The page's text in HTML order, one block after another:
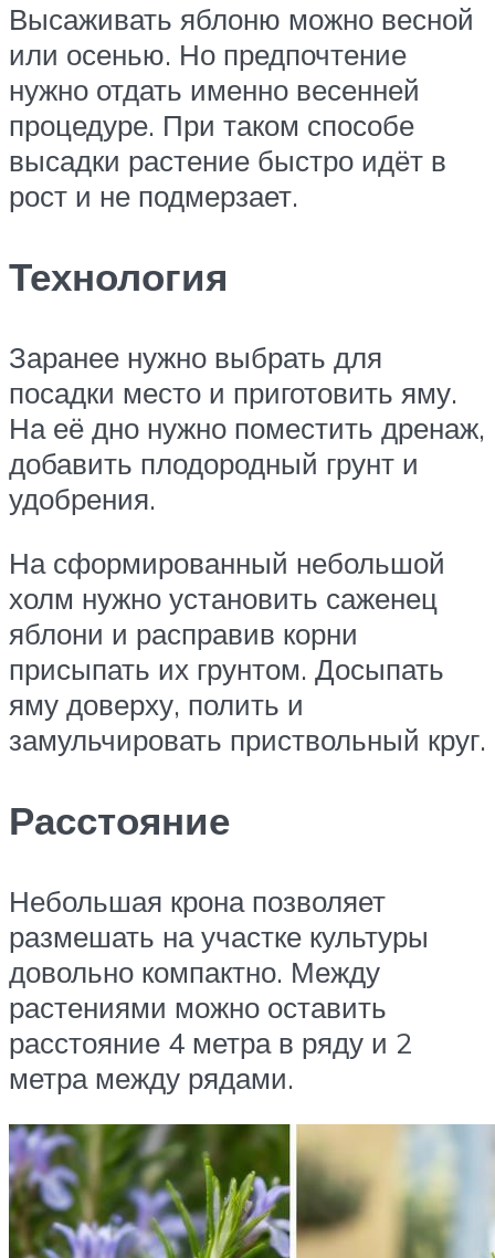
Высаживать яблоню можно весной
или осенью. Но предпочтение
нужно отдать именно весенней
процедуре. При таком способе
высадки растение быстро идёт в
рост и не подмерзает.
Технология
Заранее нужно выбрать для
посадки место и приготовить яму.
На её дно нужно поместить дренаж,
добавить плодородный грунт и
удобрения.
На сформированный небольшой
холм нужно установить саженец
яблони и расправив корни
присыпать их грунтом. Досыпать
яму доверху, полить и
замульчировать приствольный круг.
Расстояние
Небольшая крона позволяет
размешать на участке культуры
довольно компактно. Между
растениями можно оставить
расстояние 4 метра в ряду и 2
метра между рядами.